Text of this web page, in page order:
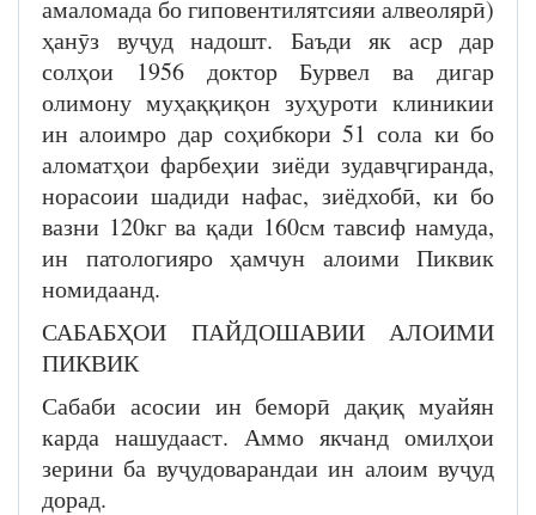
амаломада бо гиповентилятсияи алвеолярӣ)
ҳанӯз вуҷуд надошт. Баъди як аср дар
солҳои 1956 доктор Бурвел ва дигар
олимону муҳаққиқон зуҳуроти клиникии
ин алоимро дар соҳибкори 51 сола ки бо
аломатҳои фарбеҳии зиёди зудавҷгиранда,
норасоии шадиди нафас, зиёдхобӣ, ки бо
вазни 120кг ва қади 160см тавсиф намуда,
ин патологияро ҳамчун алоими Пиквик
номидаанд.
САБАБҲОИ ПАЙДОШАВИИ АЛОИМИ
ПИКВИК
Сабаби асосии ин беморӣ дақиқ муайян
карда нашудааст. Аммо якчанд омилҳои
зерини ба вуҷудоварандаи ин алоим вуҷуд
дорад.